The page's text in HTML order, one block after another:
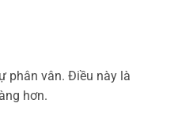
phân vân. Điều này là
hơn.